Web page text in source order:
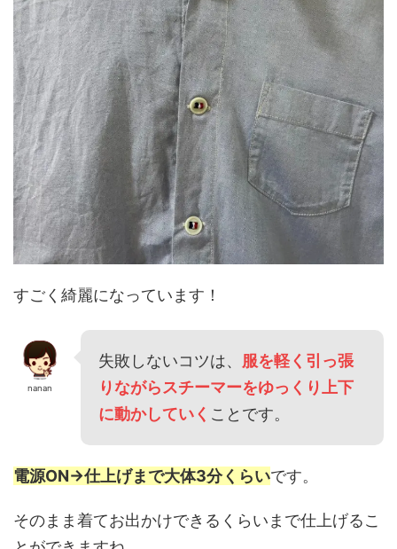
すごく綺麗になっています！
nanan
失敗しないコツは、 服を軽く引っ張
りながらスチーマーをゆっくり上下
に動かしていく ことです。
電源ON→仕上げまで大体3分くらいです。
そのまま着てお出かけできるくらいまで仕上げるこ